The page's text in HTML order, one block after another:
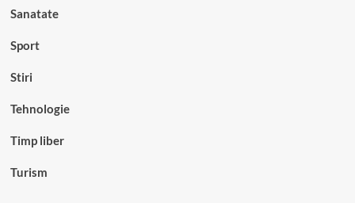
Sanatate
Sport
Stiri
Tehnologie
Timp liber
Turism